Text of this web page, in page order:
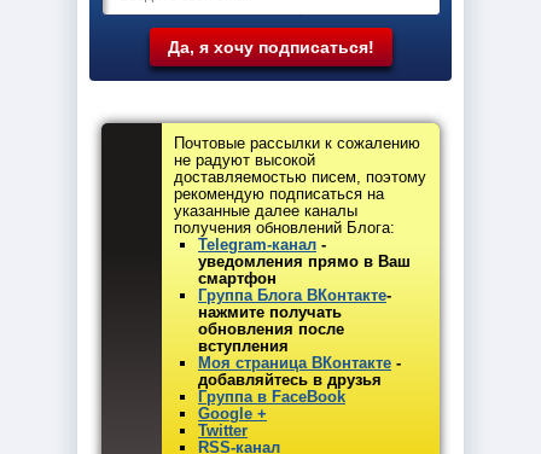
Почтовые рассылки к сожалению
не радуют высокой
доставляемостью писем, поэтому
рекомендую подписаться на
указанные далее каналы
получения обновлений Блога:
Telegram-канал -
уведомления прямо в Ваш
смартфон
Группа Блога ВКонтакте-
нажмите получать
обновления после
вступления
Моя страница ВКонтакте -
добавляйтесь в друзья
Группа в FaceBook
Google +
Twitter
RSS-канал